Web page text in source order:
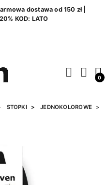
dostawa od 150 zł |
KOD: LATO
0
STOPKI JEDNOKOLOROWE